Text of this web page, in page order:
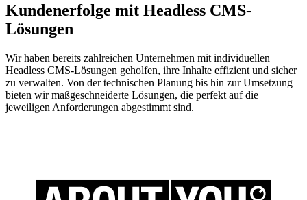
Kundenerfolge mit Headless CMS-
Lösungen
Wir haben bereits zahlreichen Unternehmen mit individuellen
Headless CMS-Lösungen geholfen, ihre Inhalte effizient und sicher
zu verwalten. Von der technischen Planung bis hin zur Umsetzung
bieten wir maßgeschneiderte Lösungen, die perfekt auf die
jeweiligen Anforderungen abgestimmt sind.